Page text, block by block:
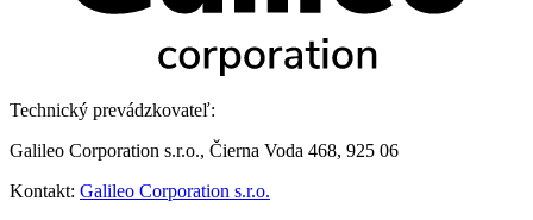
Technický prevádzkovateľ:
Galileo Corporation s.r.o., Čierna Voda 468, 925 06
Kontakt: Galileo Corporation s.r.o.